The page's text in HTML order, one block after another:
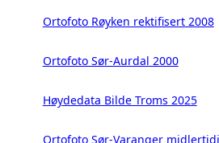
Ortofoto Røyken rektifisert 2008
Ortofoto Sør-Aurdal 2000
Høydedata Bilde Troms 2025
Ortofoto Sør-Varanger